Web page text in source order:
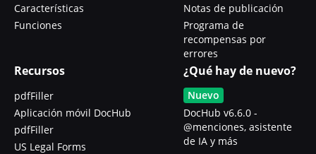
Características
Funciones
Notas de publicación
Programa de
recompensas por
errores
Recursos
pdfFiller
Aplicación móvil DocHub
pdfFiller
US Legal Forms
¿Qué hay de nuevo?
Nuevo
DocHub v6.6.0 -
@menciones, asistente
de IA y más